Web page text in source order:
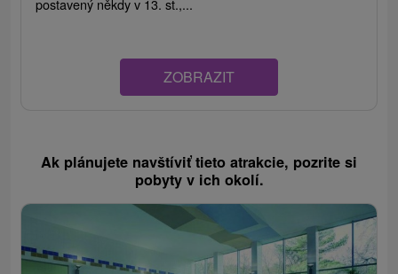
postavený někdy v 13. st.,...
ZOBRAZIT
Ak plánujete navštíviť tieto atrakcie, pozrite si
pobyty v ich okolí.